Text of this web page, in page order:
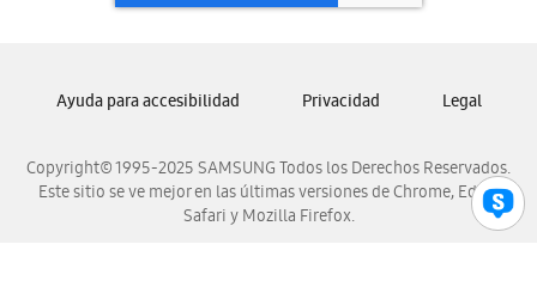
Samsung Panamá
Samsung Venezuela
Copyright© 1995-2025 SAMSUNG Todos los Derechos Reservados.
Este sitio se ve mejor en las últimas versiones de Chrome, Edge,
Safari y Mozilla Firefox.
Ayuda para accesibilidad Privacidad Legal